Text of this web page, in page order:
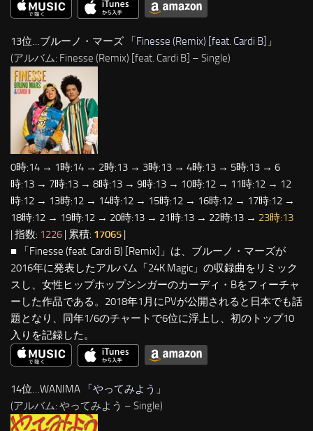
13位…ブルーノ・マーズ 「 Finesse (Remix) [feat. Cardi B] 」
(アルバム: Finesse (Remix) [feat. Cardi B] – Single)
0時:14 → 1時:14 → 2時:13 → 3時:13 → 4時:13 → 5時:13 → 6
時:13 → 7時:13 → 8時:13 → 9時:13 → 10時:12 → 11時:12 → 12
時:12 → 13時:12 → 14時:12 → 15時:12 → 16時:12 → 17時:12 →
18時:12 → 19時:12 → 20時:13 → 21時:13 → 22時:13 → 23時:13
| 指数: 1226 | 累積: 17065
■ 「Finesse (feat. Cardi B) [Remix]」は、ブルーノ・マーズが
2016年に発表したアルバム「24K Magic」の収録曲をリミック
スし、女性ヒップホップシンガーのカーディ・Bをフィーチャ
ーした作品である。2018年1月にPVが公開されると日本でも話
題となり、同年1/6のチャートで6位に浮上し、初のトップ10
入りを記録した。
14位…WANIMA 「やってみよう 」
(アルバム: やってみよう – Single)